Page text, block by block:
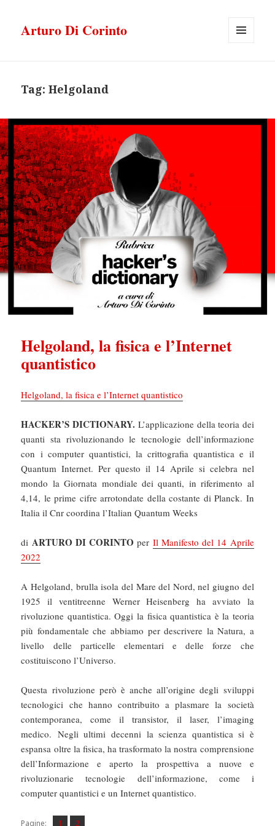
Arturo Di Corinto
Tag:Helgoland
Helgoland, la fisica e l’Internet
quantistico
Helgoland, la fisica e l’Internet quantistico
HACKER’S DICTIONARY.L’applicazione della teoria dei
quanti sta rivoluzionando le tecnologie dell’informazione
con i computer quantistici, la crittografia quantistica e il
Quantum Internet. Per questo il 14 Aprile si celebra nel
mondo la Giornata mondiale dei quanti, in riferimento al
4,14, le prime cifre arrotondate della costante di Planck. In
Italia il Cnr coordina l’Italian Quantum Weeks
di ARTURO DI CORINTO per Il Manifesto del 14 Aprile
2022
A Helgoland, brulla isola del Mare del Nord, nel giugno del
1925 il ventitreenne Werner Heisenberg ha avviato la
rivoluzione quantistica. Oggi la fisica quantistica è la teoria
più fondamentale che abbiamo per descrivere la Natura, a
livello delle particelle elementari e delle forze che
costituiscono l’Universo.
Questa rivoluzione però è anche all’origine degli sviluppi
tecnologici che hanno contribuito a plasmare la società
contemporanea, come il transistor, il laser, l’imaging
medico. Negli ultimi decenni la scienza quantistica si è
espansa oltre la fisica, ha trasformato la nostra comprensione
dell’Informazione e aperto la prospettiva a nuove e
rivoluzionarie tecnologie dell’informazione, come i
computer quantistici e un Internet quantistico.
Pagine: Pagina
1 ,
Pagina
2